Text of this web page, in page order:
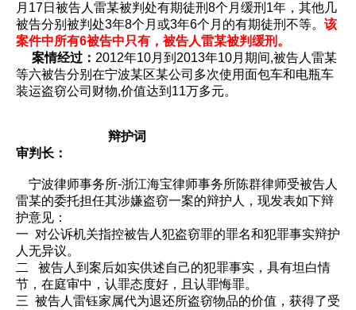
月17日被告人雷某被判处有期徒刑8个月缓刑1年，其他几
被告分别被判处3年8个月或3年6个月的有期徒刑不等。 该
案件中所有6被告中只有，被告人雷某被判缓刑。
案情经过： 2012年10月到2013年10月期间,被告人雷某
等六被告分别在宁波某区某公司多次使用面包车和电瓶车
装运盗窃公司财物,价值达到11万多元。
辩护词
审判长：
宁波律师事务所-浙江海宝律师事务所陈群律师受被告人
雷某的委托担任其涉嫌盗窃一案的辩护人，现发表如下辩
护意见：
一 对公诉机关指控被告人犯盗窃罪的罪名和犯罪事实辩护
人无异议。
二 被告人到案后如实供述自己的犯罪事实，具有坦白情
节，在庭审中，认罪态度好，且认罪悔罪。
三 被告人雷钰家属代为退还所盗窃物品的价值，获得了受